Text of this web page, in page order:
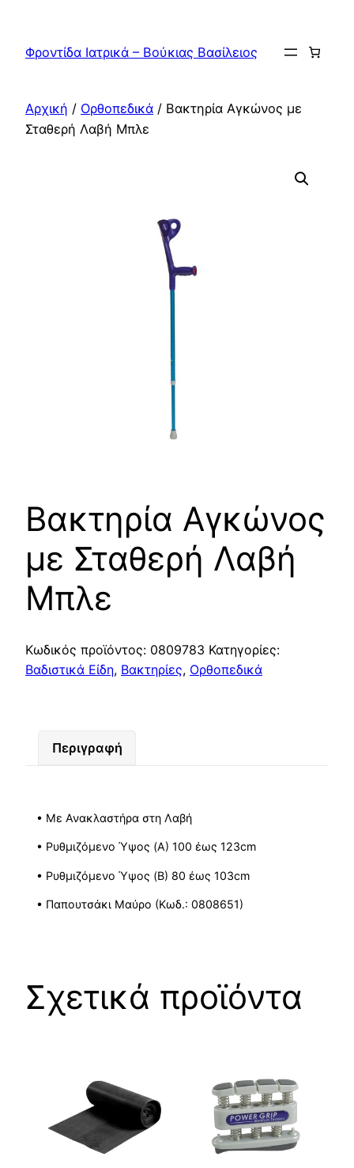
περιεχόμενο
Φροντίδα Ιατρικά – Βούκιας Βασίλειος
Αρχική / Ορθοπεδικά / Βακτηρία Αγκώνος με
Σταθερή Λαβή Μπλε
Βακτηρία Αγκώνος
με Σταθερή Λαβή
Μπλε
Κωδικός προϊόντος: 0809783 Κατηγορίες:
Βαδιστικά Είδη, Βακτηρίες, Ορθοπεδικά
Περιγραφή
• Με Ανακλαστήρα στη Λαβή
• Ρυθμιζόμενο Ύψος (A) 100 έως 123cm
• Ρυθμιζόμενο Ύψος (B) 80 έως 103cm
• Παπουτσάκι Μαύρο (Κωδ.: 0808651)
Σχετικά προϊόντα